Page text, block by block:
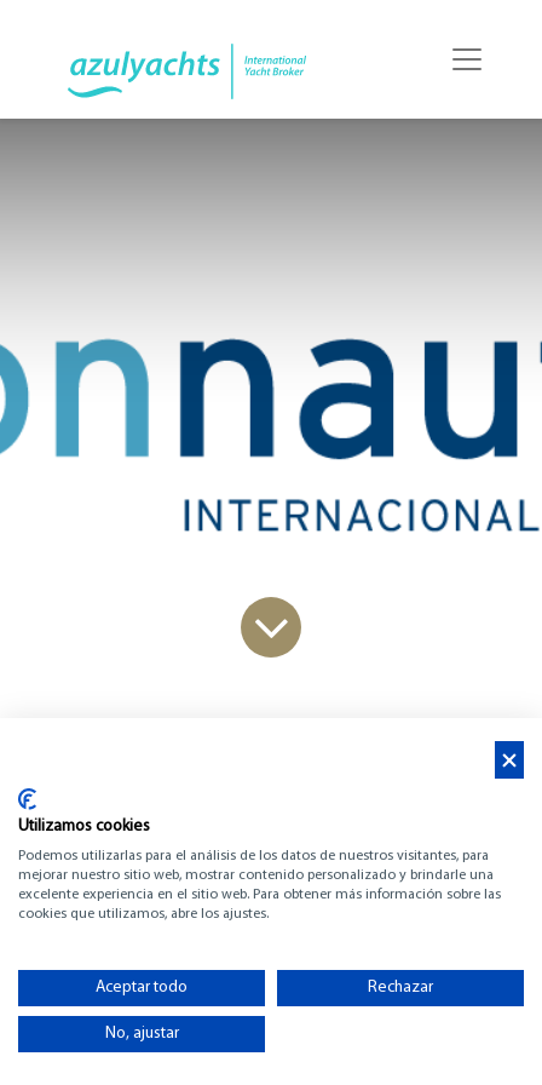
BARCELONA PORT VELL
Horario: 10:00 – 19:00 h.
BARCOS EXPUESTOS
Utilizamos cookies
Podemos utilizarlas para el análisis de los datos de nuestros visitantes, para
mejorar nuestro sitio web, mostrar contenido personalizado y brindarle una
excelente experiencia en el sitio web. Para obtener más información sobre las
cookies que utilizamos, abre los ajustes.
Aceptar todo Rechazar
No, ajustar